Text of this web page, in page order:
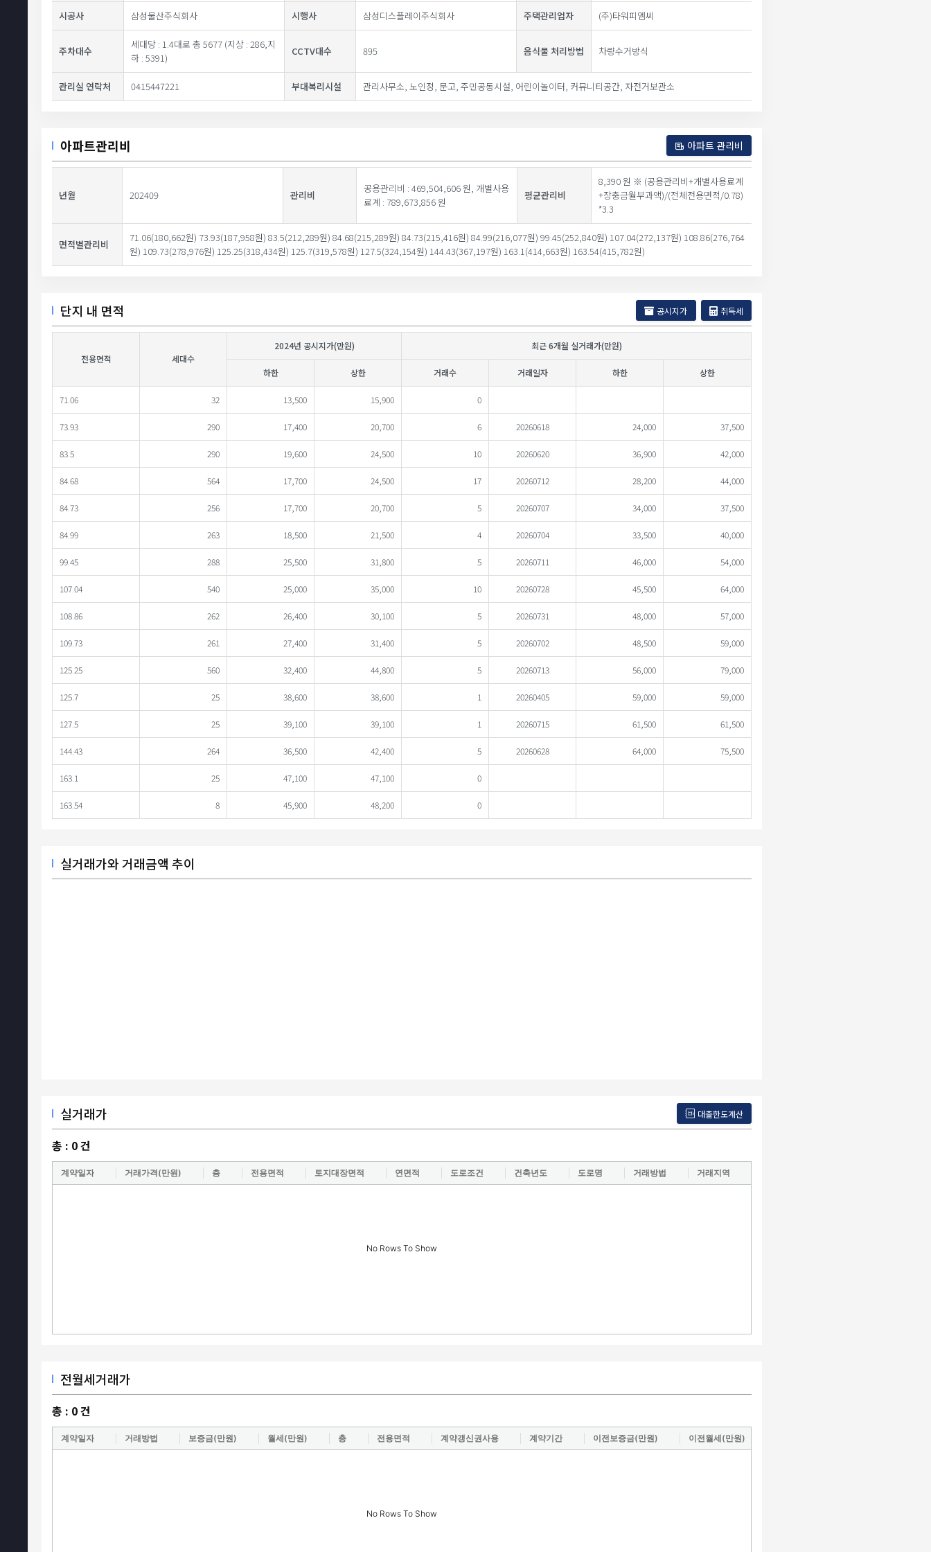
시공사 삼성물산주식회사 시행사 삼성디스플레이주식회사 주택관리업자 (주)타워피엠씨
주차대수
세대당 : 1.4대로 총 5677 (지상 : 286,지
하 : 5391)
CCTV대수 895 음식물 처리방법 차량수거방식
관리실 연락처 0415447221 부대복리시설 관리사무소, 노인정, 문고, 주민공동시설, 어린이놀이터, 커뮤니티공간, 자전거보관소
아파트관리비 아파트 관리비
년월 202409 관리비
공용관리비 : 469,504,606 원, 개별사용
료계 : 789,673,856 원
평균관리비
8,390 원 ※ (공용관리비+개별사용료계
+장충금월부과액)/(전체전용면적/0.78)
*3.3
면적별관리비
71.06(180,662원) 73.93(187,958원) 83.5(212,289원) 84.68(215,289원) 84.73(215,416원) 84.99(216,077원) 99.45(252,840원) 107.04(272,137원) 108.86(276,764
원) 109.73(278,976원) 125.25(318,434원) 125.7(319,578원) 127.5(324,154원) 144.43(367,197원) 163.1(414,663원) 163.54(415,782원)
단지 내 면적 공시지가 취득세
전용면적 세대수
2024년 공시지가(만원) 최근 6개월 실거래가(만원)
하한 상한 거래수 거래일자 하한 상한
71.06 32 13,500 15,900 0
73.93 290 17,400 20,700 6 20260618 24,000 37,500
83.5 290 19,600 24,500 10 20260620 36,900 42,000
84.68 564 17,700 24,500 17 20260712 28,200 44,000
84.73 256 17,700 20,700 5 20260707 34,000 37,500
84.99 263 18,500 21,500 4 20260704 33,500 40,000
99.45 288 25,500 31,800 5 20260711 46,000 54,000
107.04 540 25,000 35,000 10 20260728 45,500 64,000
108.86 262 26,400 30,100 5 20260731 48,000 57,000
109.73 261 27,400 31,400 5 20260702 48,500 59,000
125.25 560 32,400 44,800 5 20260713 56,000 79,000
125.7 25 38,600 38,600 1 20260405 59,000 59,000
127.5 25 39,100 39,100 1 20260715 61,500 61,500
144.43 264 36,500 42,400 5 20260628 64,000 75,500
163.1 25 47,100 47,100 0
163.54 8 45,900 48,200 0
실거래가와 거래금액 추이
실거래가 대출한도계산
총 : 0건
계약일자 거래가격(만원) 층 전용면적 토지대장면적 연면적 도로조건 건축년도 도로명 거래방법 거래지역
No Rows To Show
전월세거래가
총 : 0건
계약일자 거래방법 보증금(만원) 월세(만원) 층 전용면적 계약갱신권사용 계약기간 이전보증금(만원) 이전월세(만원)
No Rows To Show